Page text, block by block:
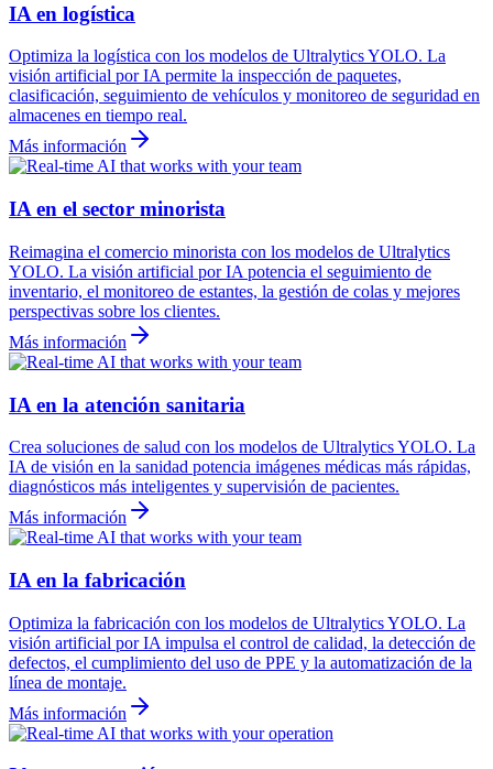
IA en logística
Optimiza la logística con los modelos de Ultralytics YOLO. La
visión artificial por IA permite la inspección de paquetes,
clasificación, seguimiento de vehículos y monitoreo de seguridad en
almacenes en tiempo real.
Más información
IA en el sector minorista
Reimagina el comercio minorista con los modelos de Ultralytics
YOLO. La visión artificial por IA potencia el seguimiento de
inventario, el monitoreo de estantes, la gestión de colas y mejores
perspectivas sobre los clientes.
Más información
IA en la atención sanitaria
Crea soluciones de salud con los modelos de Ultralytics YOLO. La
IA de visión en la sanidad potencia imágenes médicas más rápidas,
diagnósticos más inteligentes y supervisión de pacientes.
Más información
IA en la fabricación
Optimiza la fabricación con los modelos de Ultralytics YOLO. La
visión artificial por IA impulsa el control de calidad, la detección de
defectos, el cumplimiento del uso de PPE y la automatización de la
línea de montaje.
Más información